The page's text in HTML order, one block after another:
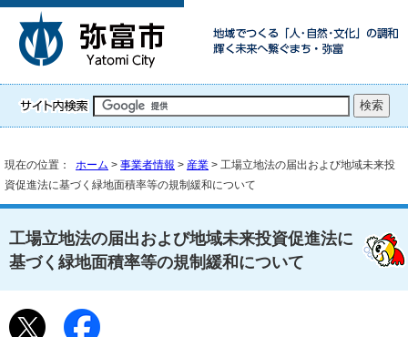
現在の位置： ホーム > 事業者情報 > 産業 > 工場立地法の届出および地域未来投
資促進法に基づく緑地面積率等の規制緩和について
工場立地法の届出および地域未来投資促進法に
基づく緑地面積率等の規制緩和について